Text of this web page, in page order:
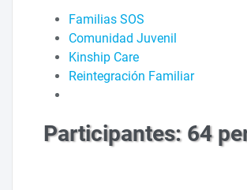
Familias SOS
Comunidad Juvenil
Kinship Care
Reintegración Familiar
Participantes: 64